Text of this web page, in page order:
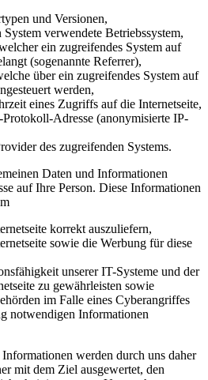
und Versionen,
verwendete Betriebssystem,
ein zugreifendes System auf
(sogenannte Referrer),
über ein zugreifendes System auf
werden,
eines Zugriffs auf die Internetseite,
Adresse (anonymisierte IP-
des zugreifenden Systems.
Daten und Informationen
auf Ihre Person. Diese Informationen
korrekt auszuliefern,
sowie die Werbung für diese
unserer IT-Systeme und der
zu gewährleisten sowie
im Falle eines Cyberangriffes
notwendigen Informationen
werden durch uns daher
mit dem Ziel ausgewertet, den